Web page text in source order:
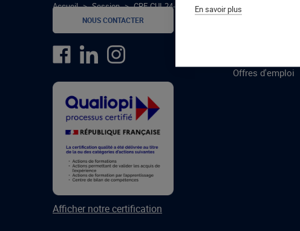
Accueil > Session > CRE-CUI-24-1
NOUS CONTACTER
Afficher notre certification
Formations
Offres d'emploi
En savoir plus